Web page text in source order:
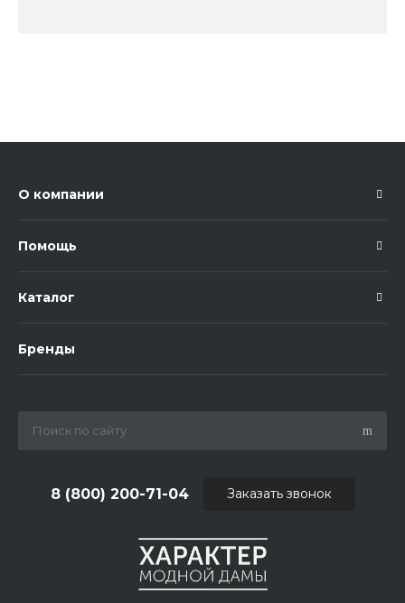
О компании
Помощь
Каталог
Бренды
8 (800) 200-71-04 Заказать звонок